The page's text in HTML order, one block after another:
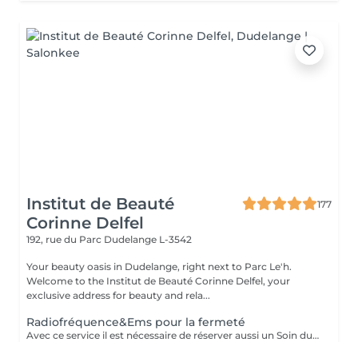
Institut de Beauté
Corinne Delfel
177
192, rue du Parc Dudelange L-3542
Your beauty oasis in Dudelange, right next to Parc Le'h.
Welcome to the Institut de Beauté Corinne Delfel, your
exclusive address for beauty and rela...
Radiofréquence&Ems pour la fermeté
Avec ce service il est nécessaire de réserver aussi un Soin du Visage. Peut être intégré à tous nos soins de visage.